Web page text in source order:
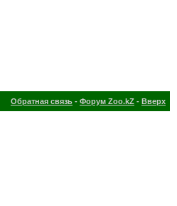
Обратная связь - Форум Zoo.kZ - Вверх